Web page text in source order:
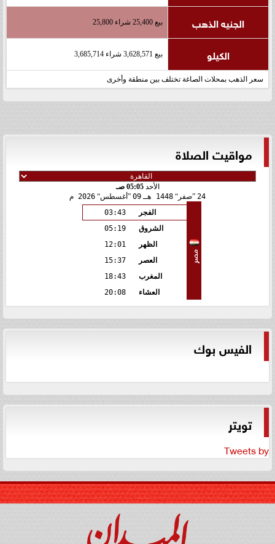
الجنيه الذهب بيع 25,400 شراء 25,800
الكيلو بيع 3,628,571 شراء 3,685,714
سعر الذهب بمحلات الصاغة تختلف بين منطقة وأخرى
مواقيت الصلاة
الأحد05:05 صـ
24 صفر 1448 هـ 09 أغسطس 2026 م
مصر
الفجر
03:43
الشروق
05:19
الظهر
12:01
العصر
15:37
المغرب
18:43
العشاء
20:08
الفيس بوك
تويتر
Tweets by